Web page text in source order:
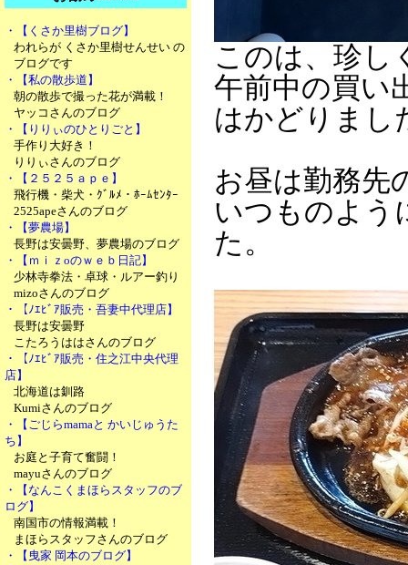
・【くさか里樹ブログ】
われらが くさか里樹せんせい の
ブログです
・【私の散歩道】
朝の散歩で撮った花が満載！
ヤッコさんのブログ
・【りりぃのひとりごと】
手作り大好き！
りりぃさんのブログ
・【２５２５ａｐｅ】
飛行機・柴犬・ｸﾞﾙﾒ・ﾎｰﾑｾﾝﾀｰ
2525apeさんのブログ
・【夢農場】
長野は安曇野、夢農場のブログ
・【ｍｉｚoのｗｅｂ日記】
少林寺拳法・卓球・ルアー釣り
mizoさんのブログ
・【ﾉｴﾋﾞｱ販売・吾妻中代理店】
長野は安曇野
こたろうははさんのブログ
・【ﾉｴﾋﾞｱ販売・住之江中央代理
店】
北海道は釧路
Kumiさんのブログ
・【ごじらmamaと かいじゅうた
ち】
お庭と子育て奮闘！
mayuさんのブログ
・【なんこくまほらスタッフのブ
ログ】
南国市の情報満載！
まほらスタッフさんのブログ
・【曳家 岡本のブログ】
このは、珍し
午前中の買い
はかどりまし
お昼は勤務先
いつものよう
た。